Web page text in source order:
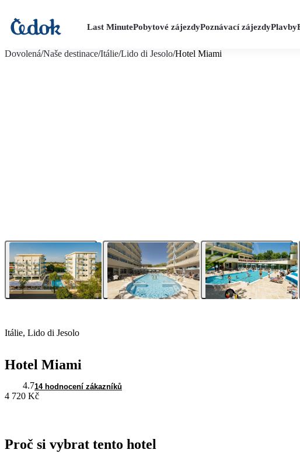
Last MinutePobytové zájezdyPoznávací zájezdyPlavby
Dovolená/Naše destinace/Itálie/Lido di Jesolo/Hotel Miami
Itálie, Lido di Jesolo
Hotel Miami
4.714 hodnocení zákazníků
4 720 Kč
Proč si vybrat tento hotel